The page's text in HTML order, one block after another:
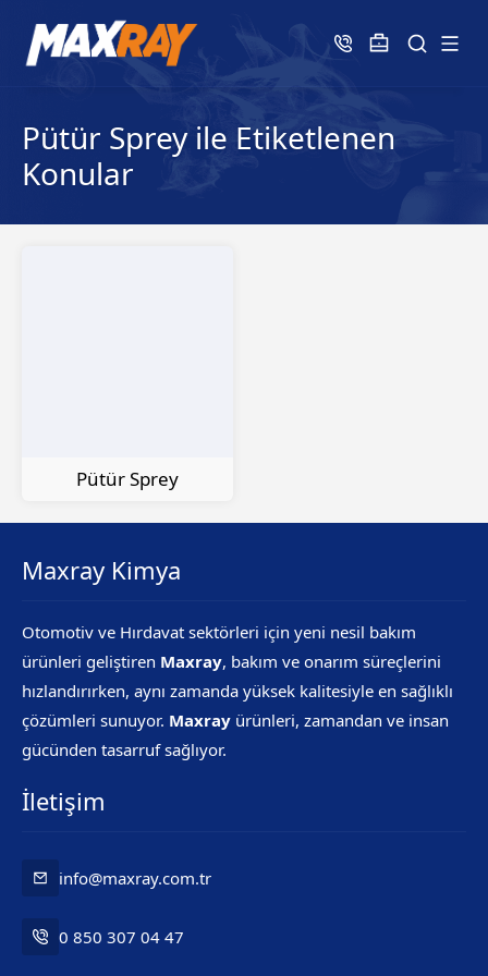
Pütür Sprey ile Etiketlenen
Konular
Pütür Sprey
Maxray Kimya
Otomotiv ve Hırdavat sektörleri için yeni nesil bakım
ürünleri geliştiren Maxray, bakım ve onarım süreçlerini
hızlandırırken, aynı zamanda yüksek kalitesiyle en sağlıklı
çözümleri sunuyor. Maxray ürünleri, zamandan ve insan
gücünden tasarruf sağlıyor.
İletişim
info@maxray.com.tr
0 850 307 04 47